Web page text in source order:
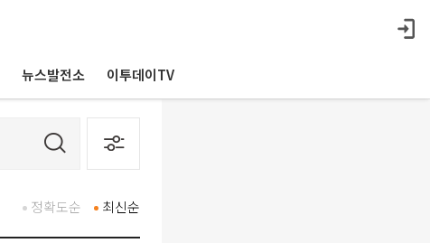
뉴스발전소 이투데이TV
최신순
정확도순